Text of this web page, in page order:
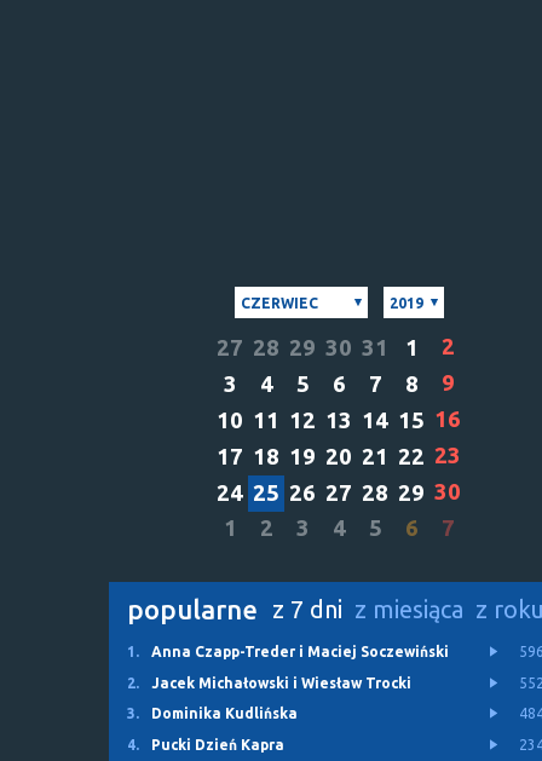
CZERWIEC 2019
27 28 29 30 31 1
2
3
4 5 6 7 8
9
10 11 12 13 14 15 16
17 18 19 20 21 22 23
24 25 26 27 28 29 30
1
2 3 4 5 6 7
popularne z 7 dni z miesiąca z
1. Anna Czapp-Treder i Maciej Soczewiński
2.
Jacek Michałowski i Wiesław Trocki
3.
Dominika Kudlińska
4.
Pucki Dzień Kapra